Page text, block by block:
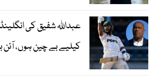
عبداللہ شفیق کی
کیلیے بے چین ہوں،